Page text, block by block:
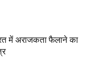
में अराजकता फैलाने का